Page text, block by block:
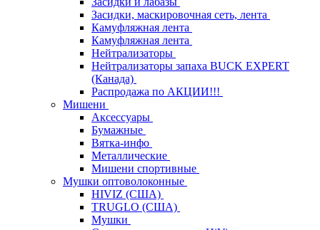
Засидки, маскировочная сеть, лента
Камуфляжная лента
Камуфляжная лента
Нейтрализаторы
Нейтрализаторы запаха BUCK EXPERT
(Канада)
Распродажа по АКЦИИ!!!
Мишени
Аксессуары
Бумажные
Вятка-инфо
Металлические
Мишени спортивные
Мушки оптоволоконные
HIVIZ (США)
TRUGLO (США)
Мушки